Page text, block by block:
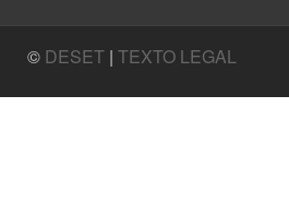
© DESET | TEXTO LEGAL